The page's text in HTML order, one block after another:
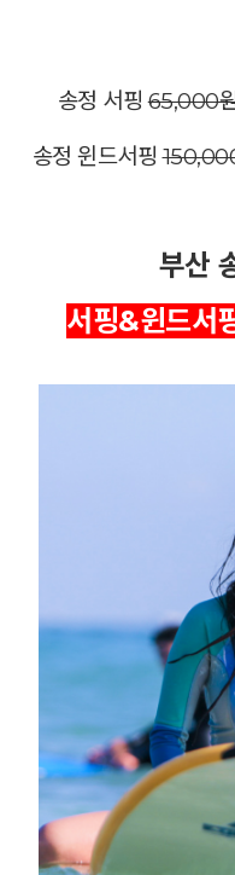
송정 서핑65,000
송정 윈드서핑
부산
서핑&윈드서